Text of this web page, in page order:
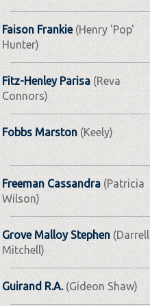
Faison Frankie(Henry 'Pop'
Hunter)
Fitz-Henley Parisa(Reva
Connors)
Fobbs Marston(Keely)
Freeman Cassandra (Patricia
Wilson)
Grove Malloy Stephen (Darrell
Mitchell)
Guirand R.A. (Gideon Shaw)